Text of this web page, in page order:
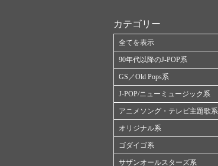
カテゴリー
全てを表示
90年代以降のJ-POP系
GS／Old Pops系
J-POP/ニューミュージック系
アニメソング・テレビ主題歌系
オリジナル系
ゴダイゴ系
サザンオールスターズ系